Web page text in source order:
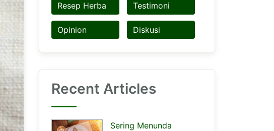
Resep Herba Testimoni
Opinion Diskusi
Recent Articles
Sering Menunda